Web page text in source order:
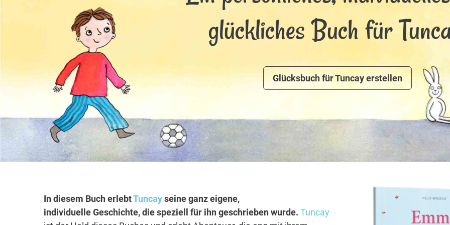
glückliches Buch für
Glücksbuch für Tuncay erstellen
In diesem Buch erlebtTuncayseine ganz eigene,
individuelle Geschichte, die speziell für ihn geschrieben wurde. Tuncay